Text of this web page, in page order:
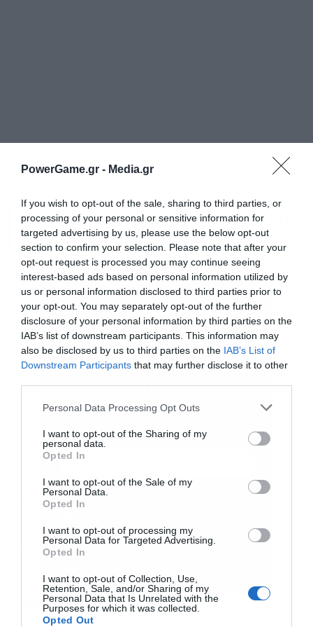
PowerGame.gr - Media.gr
If you wish to opt-out of the sale, sharing to third parties, or
processing of your personal or sensitive information for
targeted advertising by us, please use the below opt-out
section to confirm your selection. Please note that after your
opt-out request is processed you may continue seeing
interest-based ads based on personal information utilized by
us or personal information disclosed to third parties prior to
your opt-out. You may separately opt-out of the further
disclosure of your personal information by third parties on the
IAB’s list of downstream participants. This information may
also be disclosed by us to third parties on the IAB’s List of
Downstream Participants that may further disclose it to other
Personal Data Processing Opt Outs
I want to opt-out of the Sharing of my
personal data.
Opted In
I want to opt-out of the Sale of my
Personal Data.
Opted In
I want to opt-out of processing my
Personal Data for Targeted Advertising.
Opted In
I want to opt-out of Collection, Use,
Retention, Sale, and/or Sharing of my
Personal Data that Is Unrelated with the
Purposes for which it was collected.
Opted Out
Μια φτηνή και αποτελεσματική
λύση
Αν και είναι αδύνατο να εκμηδενιστούν πλήρως
τα ατυχήματα, οι ερευνητές πιστεύουν ότι η
υιοθέτηση τέτοιων χρωματικών σχημάτων από
τη βιομηχανία αποτελεί έναν εύκολο και
οικονομικό τρόπο προστασίας της πανίδας.
ανθρώπινες κατασκευές, όπως τα καλώδια
ρεύματος και τα παράθυρα κτιρίων. Η Μαπς
κατέληξε τονίζοντας τη σημασία της έρευνας:
«Εάν τα αποτελέσματα επαναληφθούν σε
πρακτικές συνθήκες σε διαφορετικές χώρες και
πρόκειται για μια σημαντική αλλαγή για
Διαβάστε επίσης
Εγγραφή στο
newsletter
Αποδέχομαι τους